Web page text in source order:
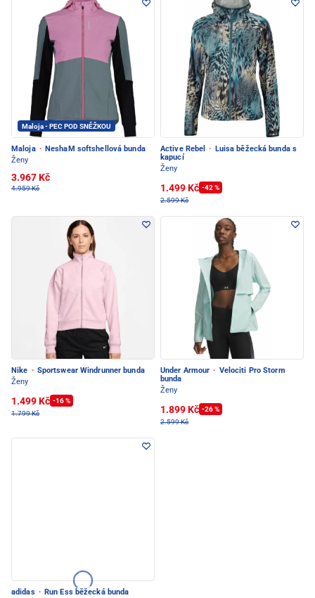
Maloja - PEC POD SNĚŽKOU
Maloja · NeshaM softshellová bunda
Ženy
3.967 Kč
4.959 Kč
Active Rebel ·
Luisa běžecká bunda s
kapucí
Ženy
1.499 Kč -42 %
2.599 Kč
Nike · Sportswear Windrunner bunda
Ženy
1.499 Kč -16 %
1.799 Kč
Under Armour · Velociti Pro Storm
bunda
Ženy
1.899 Kč -26 %
2.599 Kč
adidas · Run Ess běžecká bunda